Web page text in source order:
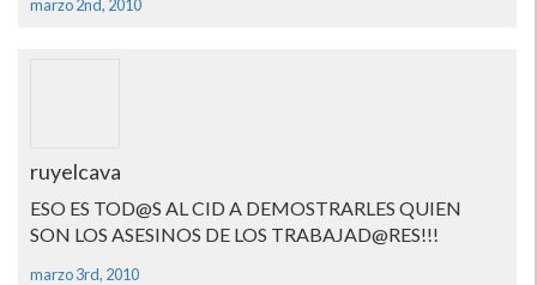
marzo 2nd, 2010
ruyelcava
ESO ES TOD@S AL CID A DEMOSTRARLES QUIEN
SON LOS ASESINOS DE LOS TRABAJAD@RES!!!
marzo 3rd, 2010